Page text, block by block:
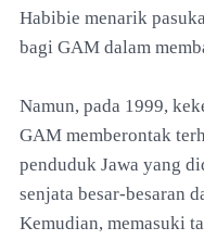
Habibie menarik
bagi GAM dalam
Namun, pada 1999,
GAM memberontak
penduduk Jawa yang
senjata besar-besaran
Kemudian, memasuki